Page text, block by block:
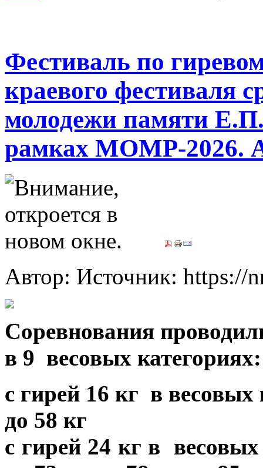
Фестиваль по
краевого фестиваля
молодежи памяти
рамках МОМР-2026.
Автор: Источник: https://
Соревнования
в 9 весовых
с гирей 16 кг в весовых
до 58 кг
с гирей 24 кг в весовых